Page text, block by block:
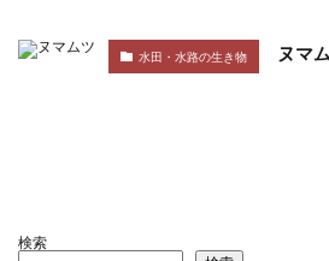
水田・水路の生き物 ヌマ
検索